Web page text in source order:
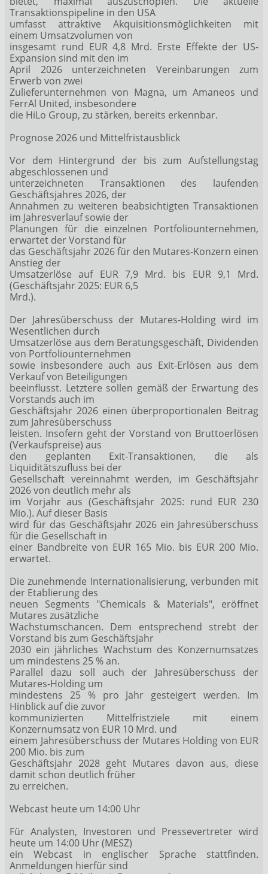
Transaktionspipeline in den USA
umfasst attraktive Akquisitionsmöglichkeiten mit
einem Umsatzvolumen von
insgesamt rund EUR 4,8 Mrd. Erste Effekte der US-
Expansion sind mit den im
April 2026 unterzeichneten Vereinbarungen zum
Erwerb von zwei
Zulieferunternehmen von Magna, um Amaneos und
FerrAl United, insbesondere
die HiLo Group, zu stärken, bereits erkennbar.
Prognose 2026 und Mittelfristausblick
Vor dem Hintergrund der bis zum Aufstellungstag
abgeschlossenen und
unterzeichneten Transaktionen des laufenden
Geschäftsjahres 2026, der
Annahmen zu weiteren beabsichtigten Transaktionen
im Jahresverlauf sowie der
Planungen für die einzelnen Portfoliounternehmen,
erwartet der Vorstand für
das Geschäftsjahr 2026 für den Mutares-Konzern einen
Anstieg der
Umsatzerlöse auf EUR 7,9 Mrd. bis EUR 9,1 Mrd.
(Geschäftsjahr 2025: EUR 6,5
Mrd.).
Der Jahresüberschuss der Mutares-Holding wird im
Wesentlichen durch
Umsatzerlöse aus dem Beratungsgeschäft, Dividenden
von Portfoliounternehmen
sowie insbesondere auch aus Exit-Erlösen aus dem
Verkauf von Beteiligungen
beeinflusst. Letztere sollen gemäß der Erwartung des
Vorstands auch im
Geschäftsjahr 2026 einen überproportionalen Beitrag
zum Jahresüberschuss
leisten. Insofern geht der Vorstand von Bruttoerlösen
(Verkaufspreise) aus
den geplanten Exit-Transaktionen, die als
Liquiditätszufluss bei der
Gesellschaft vereinnahmt werden, im Geschäftsjahr
2026 von deutlich mehr als
im Vorjahr aus (Geschäftsjahr 2025: rund EUR 230
Mio.). Auf dieser Basis
wird für das Geschäftsjahr 2026 ein Jahresüberschuss
für die Gesellschaft in
einer Bandbreite von EUR 165 Mio. bis EUR 200 Mio.
erwartet.
Die zunehmende Internationalisierung, verbunden mit
der Etablierung des
neuen Segments "Chemicals & Materials", eröffnet
Mutares zusätzliche
Wachstumschancen. Dem entsprechend strebt der
Vorstand bis zum Geschäftsjahr
2030 ein jährliches Wachstum des Konzernumsatzes
um mindestens 25 % an.
Parallel dazu soll auch der Jahresüberschuss der
Mutares-Holding um
mindestens 25 % pro Jahr gesteigert werden. Im
Hinblick auf die zuvor
kommunizierten Mittelfristziele mit einem
Konzernumsatz von EUR 10 Mrd. und
einem Jahresüberschuss der Mutares Holding von EUR
200 Mio. bis zum
Geschäftsjahr 2028 geht Mutares davon aus, diese
damit schon deutlich früher
zu erreichen.
Webcast heute um 14:00 Uhr
Für Analysten, Investoren und Pressevertreter wird
heute um 14:00 Uhr (MESZ)
ein Webcast in englischer Sprache stattfinden.
Anmeldungen hierfür sind